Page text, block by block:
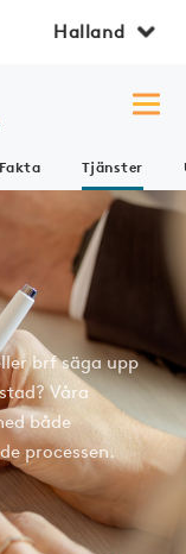
Halland
Fakta Tjänster
brf säga upp
Våra
både
processen.